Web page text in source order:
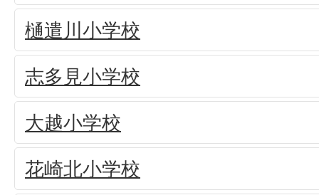
樋遣川小学校
志多見小学校
大越小学校
花崎北小学校